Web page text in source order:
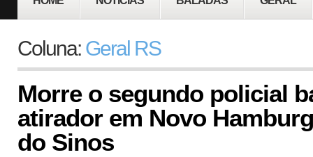
Coluna: Geral RS
Morre o segundo policial
atirador em Novo
do Sinos